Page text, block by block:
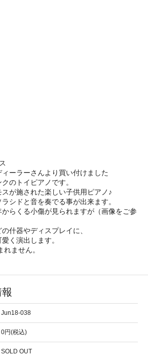
ーラーさんより買い付けました
のトイピアノです。
が施された楽しい子供用ピアノ♪
シドと音を奏でる事が出来ます。
らくる小傷が見られますが（画像をご参
什器やディスプレイに、
く演出します。
ません。
Jun18-038
0円(税込)
SOLD OUT